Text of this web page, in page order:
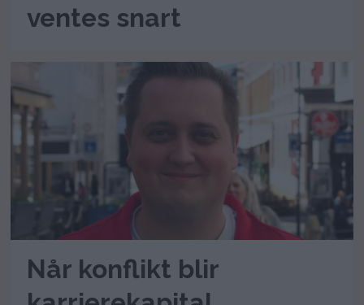
ventes snart
Når konflikt blir